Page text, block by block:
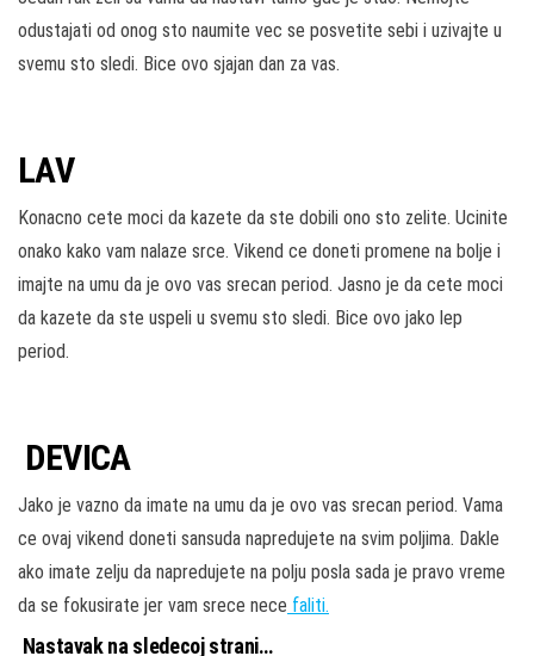
odustajati od onog sto naumite vec se posvetite sebi i uzivajte u
svemu sto sledi. Bice ovo sjajan dan za vas.
LAV
Konacno cete moci da kazete da ste dobili ono sto zelite. Ucinite
onako kako vam nalaze srce. Vikend ce doneti promene na bolje i
imajte na umu da je ovo vas srecan period. Jasno je da cete moci
da kazete da ste uspeli u svemu sto sledi. Bice ovo jako lep
period.
DEVICA
Jako je vazno da imate na umu da je ovo vas srecan period. Vama
ce ovaj vikend doneti sansuda napredujete na svim poljima. Dakle
ako imate zelju da napredujete na polju posla sada je pravo vreme
da se fokusirate jer vam srece nece faliti.
Nastavak na sledecoj strani…